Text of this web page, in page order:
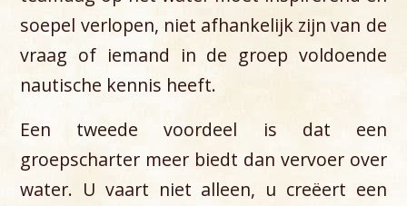
soepel verlopen, niet afhankelijk zijn van de
vraag of iemand in de groep voldoende
nautische kennis heeft.
Een tweede voordeel is dat een
groepscharter meer biedt dan vervoer over
water. U vaart niet alleen, u creëert een